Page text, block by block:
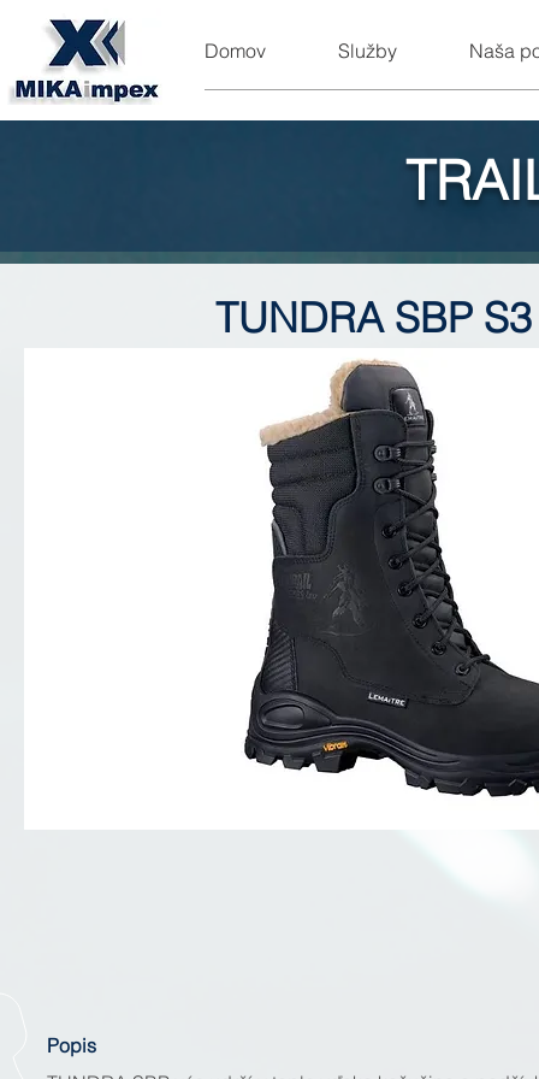
Domov Služby Naša
TUNDRA SBP S3
Popis